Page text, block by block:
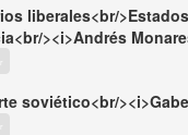
liberales<br/
><i>Andrés
soviético<br/